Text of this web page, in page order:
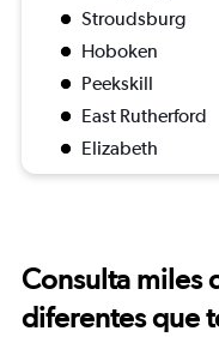
Stroudsburg
Hoboken
Peekskill
East Rutherford
Elizabeth
Consulta miles
diferentes que